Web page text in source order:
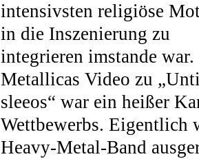
intensivsten religiöse
in die Inszenierung zu
integrieren imstande
Metallicas Video zu
sleeos“ war ein heißer
Wettbewerbs. Eigentlich
Heavy-Metal-Band